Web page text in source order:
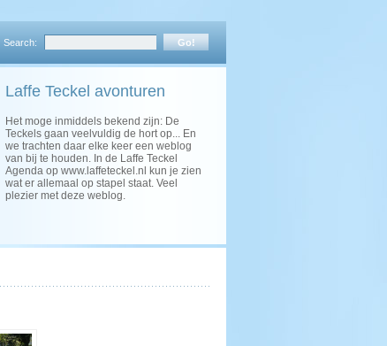
Search:
Laffe Teckel avonturen
Het moge inmiddels bekend zijn: De
Teckels gaan veelvuldig de hort op... En
we trachten daar elke keer een weblog
van bij te houden. In de Laffe Teckel
Agenda op www.laffeteckel.nl kun je zien
wat er allemaal op stapel staat. Veel
plezier met deze weblog.